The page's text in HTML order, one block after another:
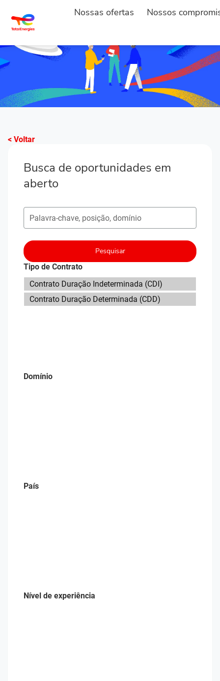
Nossas ofertas Nossos
< Voltar
Busca de oportunidades em
aberto
Pesquisar postos em aberto
Pesquisar
Tipo de Contrato
Domínio
País
Nível de experiência